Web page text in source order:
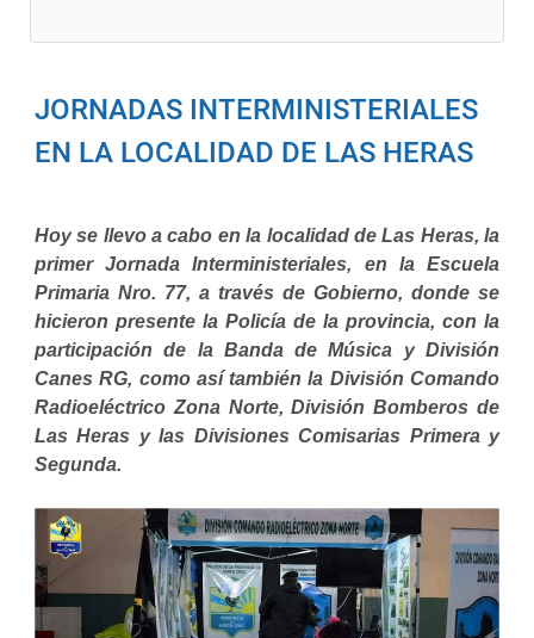
JORNADAS INTERMINISTERIALES
EN LA LOCALIDAD DE LAS HERAS
Hoy se llevo a cabo en la localidad de Las Heras, la
primer Jornada Interministeriales, en la Escuela
Primaria Nro. 77, a través de Gobierno, donde se
hicieron presente la Policía de la provincia, con la
participación de la Banda de Música y División
Canes RG, como así también la División Comando
Radioeléctrico Zona Norte, División Bomberos de
Las Heras y las Divisiones Comisarias Primera y
Segunda.